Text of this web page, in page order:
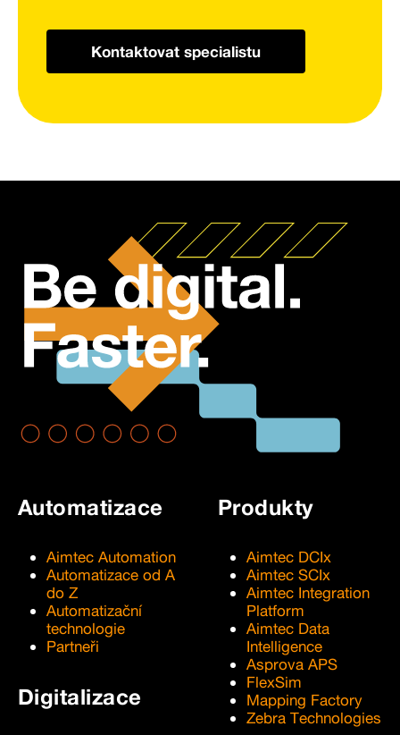
Kontaktovat specialistu
Automatizace
Aimtec Automation
Automatizace od A
do Z
Automatizační
technologie
Partneři
Digitalizace
Produkty
Aimtec DCIx
Aimtec SCIx
Aimtec Integration
Platform
Aimtec Data
Intelligence
Asprova APS
FlexSim
Mapping Factory
Zebra Technologies